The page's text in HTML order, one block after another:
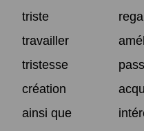
triste
travailler
tristesse
création
ainsi que